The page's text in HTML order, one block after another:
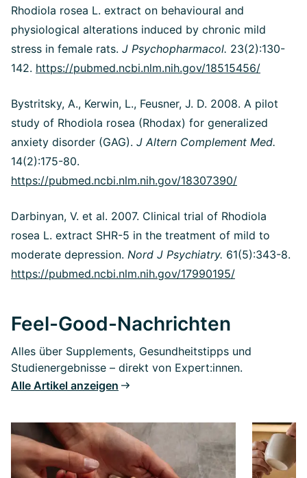
Rhodiola rosea L. extract on behavioural and
physiological alterations induced by chronic mild
stress in female rats. J Psychopharmacol. 23(2):130-
142. https://pubmed.ncbi.nlm.nih.gov/18515456/
Bystritsky, A., Kerwin, L., Feusner, J. D. 2008. A pilot
study of Rhodiola rosea (Rhodax) for generalized
anxiety disorder (GAG). J Altern Complement Med.
14(2):175-80.
https://pubmed.ncbi.nlm.nih.gov/18307390/
Darbinyan, V. et al. 2007. Clinical trial of Rhodiola
rosea L. extract SHR-5 in the treatment of mild to
moderate depression. Nord J Psychiatry. 61(5):343-8.
https://pubmed.ncbi.nlm.nih.gov/17990195/
Feel-Good-Nachrichten
Alles über Supplements, Gesundheitstipps und
Studienergebnisse – direkt von Expert:innen.
Alle Artikel anzeigen